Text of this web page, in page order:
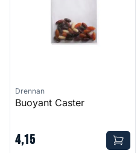
Drennan
Buoyant Caster
4,15